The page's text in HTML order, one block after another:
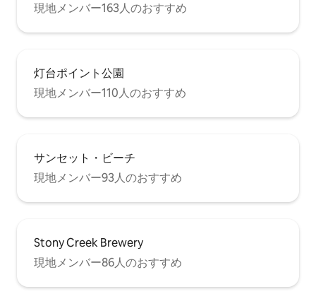
現地メンバー163人のおすすめ
灯台ポイント公園
現地メンバー110人のおすすめ
サンセット・ビーチ
現地メンバー93人のおすすめ
Stony Creek Brewery
現地メンバー86人のおすすめ